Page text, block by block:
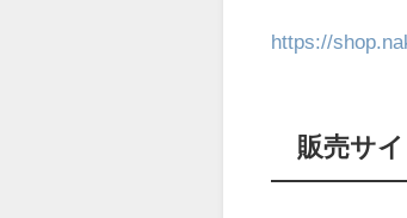
https://
販売サイ